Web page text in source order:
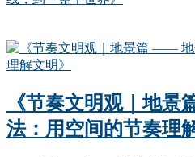
《节奏文明观｜地
法：用空间的节奏理